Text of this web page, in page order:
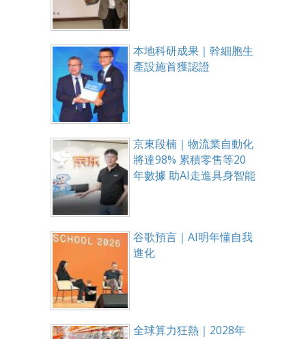
本地科研成果｜幹細胞生
產設施首獲認證
京東段楠｜物流業自動化
將達98% 累積零售等20
年數據 助AI走進具身智能
谷歌預言｜AI明年懂自我
進化
全球算力狂熱｜2028年